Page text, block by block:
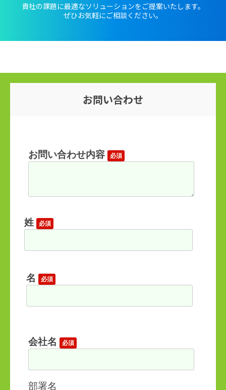
貴社の課題に最適なソリューションをご提案いたします。
ぜひお気軽にご相談ください。
お問い合わせ